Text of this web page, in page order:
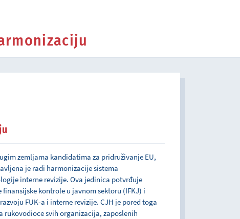
zemljama kandidatima za pridruživanje EU,
je radi harmonizacije sistema
interne revizije. Ova jedinica potvrđuje
kontrole u javnom sektoru (IFKJ) i
FUK-a i interne revizije. CJH je pored toga
rukovodioce svih organizacija, zaposlenih